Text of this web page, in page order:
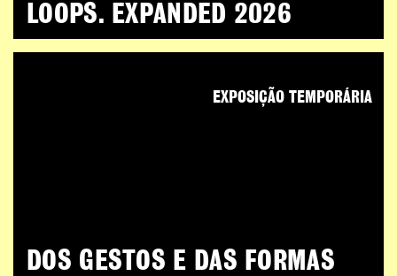
LOOPS. EXPANDED 2026
DOS GESTOS E DAS FORMAS
EXPOSIÇÃO TEMPORÁRIA